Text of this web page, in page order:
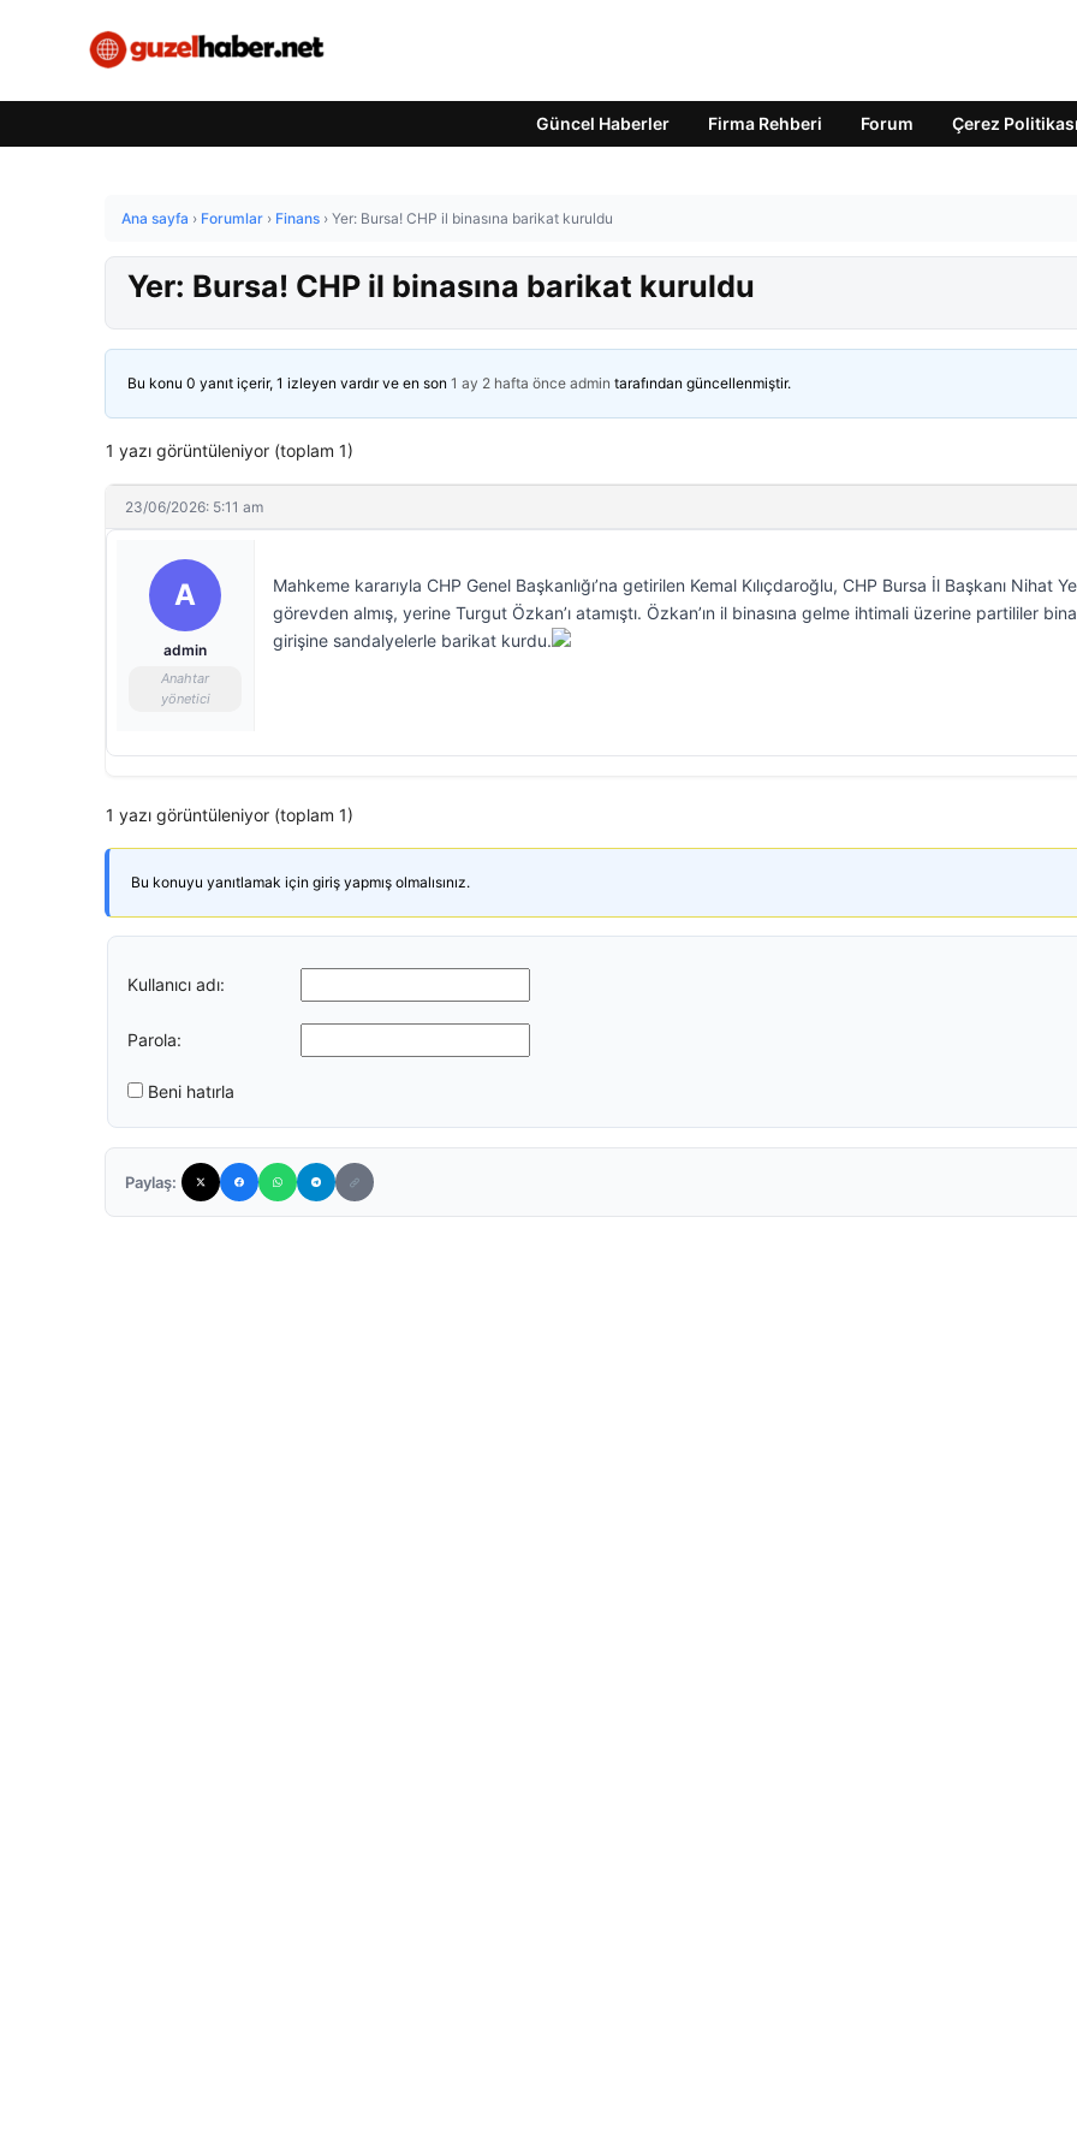
Güncel Haberler Firma Rehberi Forum Çerez Politikası
Ana sayfa › Forumlar › Finans › Yer: Bursa! CHP il binasına barikat kuruldu
Yer: Bursa! CHP il binasına barikat kuruldu
Bu konu 0 yanıt içerir, 1 izleyen vardır ve en son 1 ay 2 hafta önce admin tarafından güncellenmiştir.
1 yazı görüntüleniyor (toplam 1)
23/06/2026: 5:11 am
A
admin
Anahtar
yönetici
Mahkeme kararıyla CHP Genel Başkanlığı’na getirilen Kemal Kılıçdaroğlu, CHP Bursa İl Başkanı Nihat
görevden almış, yerine Turgut Özkan’ı atamıştı. Özkan’ın il binasına gelme ihtimali üzerine partililer bina
girişine sandalyelerle barikat kurdu.
1 yazı görüntüleniyor (toplam 1)
Bu konuyu yanıtlamak için giriş yapmış olmalısınız.
Kullanıcı adı:
Parola:
Beni hatırla
Paylaş: